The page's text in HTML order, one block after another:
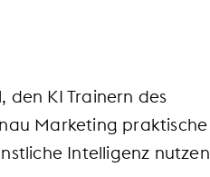
den KI Trainern des
Marketing praktische
Intelligenz nutzen